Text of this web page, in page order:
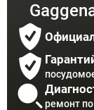
ремонт